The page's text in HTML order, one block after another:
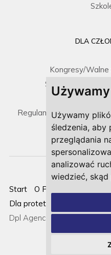
Używamy
śledzenia, aby
przeglądania
analizować
wiedzieć,
DLA
Kongresy/Walne
Spotkania
Prawo i
Regulamin umieszczenia
Start O PSPS
Dla protetyków
Dpl Agency -